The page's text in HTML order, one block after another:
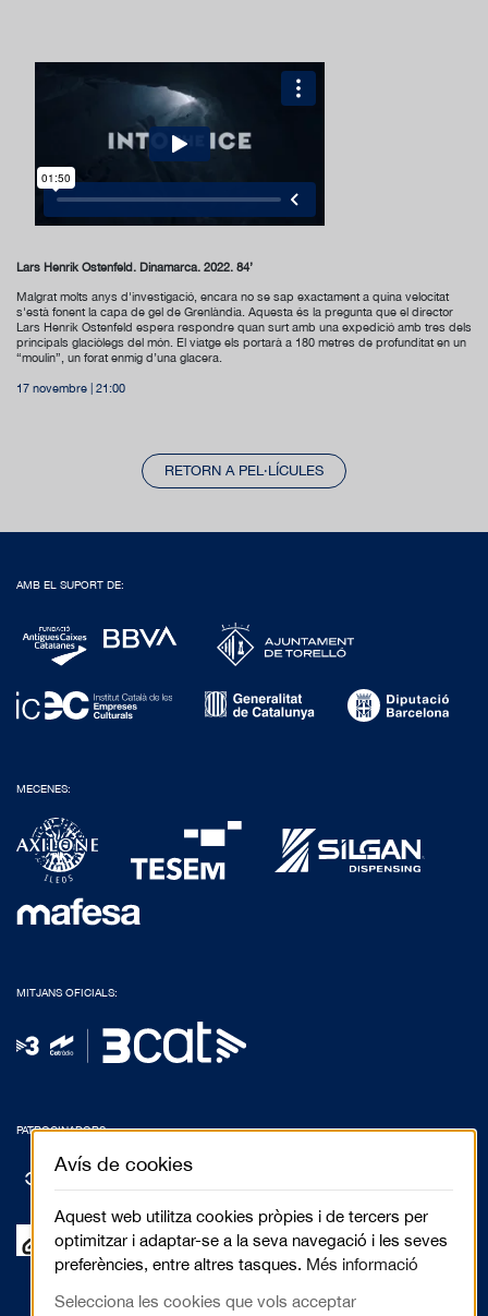
Lars Henrik Ostenfeld. Dinamarca. 2022. 84’
Malgrat molts anys d'investigació, encara no se sap exactament a quina velocitat
s'està fonent la capa de gel de Grenlàndia. Aquesta és la pregunta que el director
Lars Henrik Ostenfeld espera respondre quan surt amb una expedició amb tres dels
principals glaciòlegs del món. El viatge els portarà a 180 metres de profunditat en un
“moulin”, un forat enmig d’una glacera.
17 novembre | 21:00
RETORN A PEL·LÍCULES
AMB EL SUPORT DE:
MECENES:
MITJANS OFICIALS:
PATROCINADORS:
Avís de cookies
Aquest web utilitza cookies pròpies i de tercers per
optimitzar i adaptar-se a la seva navegació i les seves
preferències, entre altres tasques. Més informació
Selecciona les cookies que vols acceptar